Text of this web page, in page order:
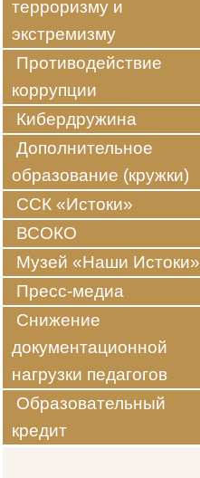
терроризму и
экстремизму
Противодействие
коррупции
Кибердружина
Дополнительное
образование (кружки)
ССК «Истоки»
ВСОКО
Музей «Наши Истоки»
Пресс-медиа
Снижение
документационной
нагрузки педагогов
Образовательный
кредит